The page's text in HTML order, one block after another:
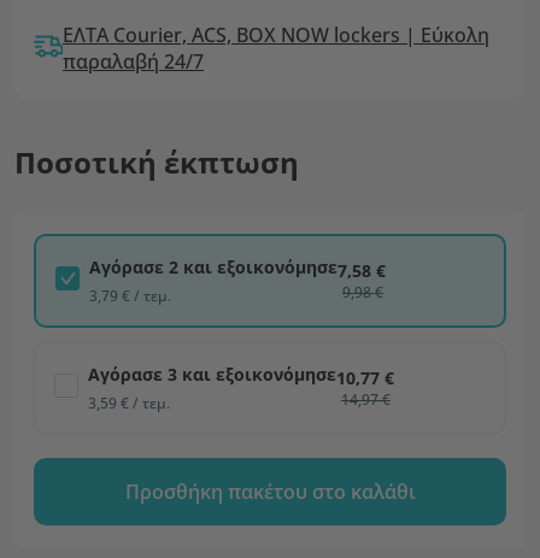
ΕΛΤΑ Courier, ACS, BOX NOW lockers | Εύκολη
παραλαβή 24/7
Ποσοτική έκπτωση
Αγόρασε 2 και εξοικονόμησε
3,79 € / τεμ.
7,58 €
9,98 €
Αγόρασε 3 και εξοικονόμησε
3,59 € / τεμ.
10,77 €
14,97 €
Προσθήκη πακέτου στο καλάθι